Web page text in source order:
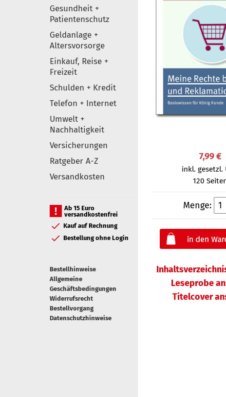
Gesundheit +
Patientenschutz
Geldanlage +
Altersvorsorge
Einkauf, Reise +
Freizeit
Schulden + Kredit
Telefon + Internet
Umwelt +
Nachhaltigkeit
Versicherungen
Ratgeber A-Z
Versandkosten
Ab 15 Euro
versandkostenfrei
Kauf auf Rechnung
Bestellung ohne Login
Bestellhinweise
Allgemeine
Geschäftsbedingungen
Widerrufsrecht
Bestellvorgang
Datenschutzhinweise
7,99 €
inkl. gesetzl.
120
Menge:
Leseprobe
Titelcover